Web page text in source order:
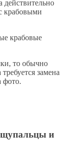
действительно
крабовыми
крабовые
то обычно
замена
фото.
щупальцы и